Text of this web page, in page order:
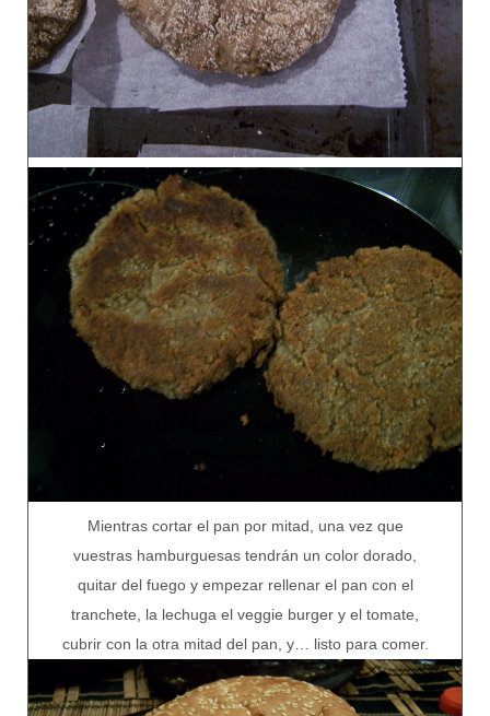
Mientras cortar el pan por mitad, una vez que
vuestras hamburguesas tendrán un color dorado,
quitar del fuego y empezar rellenar el pan con el
tranchete, la lechuga el veggie burger y el tomate,
cubrir con la otra mitad del pan, y… listo para comer.